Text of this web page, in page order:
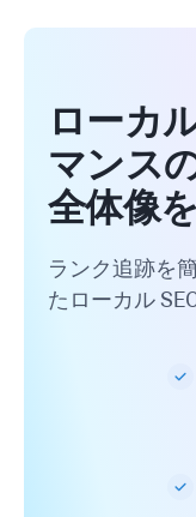
ローカ
マンス
全体像
ランク追跡を
たローカル